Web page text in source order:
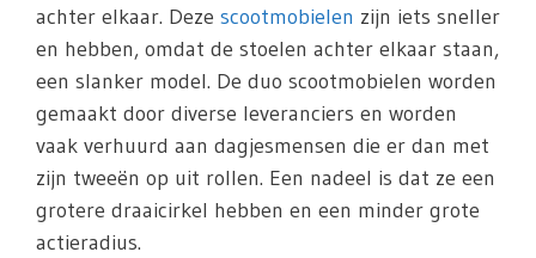
achter elkaar. Deze scootmobielen zijn iets sneller
en hebben, omdat de stoelen achter elkaar staan,
een slanker model. De duo scootmobielen worden
gemaakt door diverse leveranciers en worden
vaak verhuurd aan dagjesmensen die er dan met
zijn tweeën op uit rollen. Een nadeel is dat ze een
grotere draaicirkel hebben en een minder grote
actieradius.